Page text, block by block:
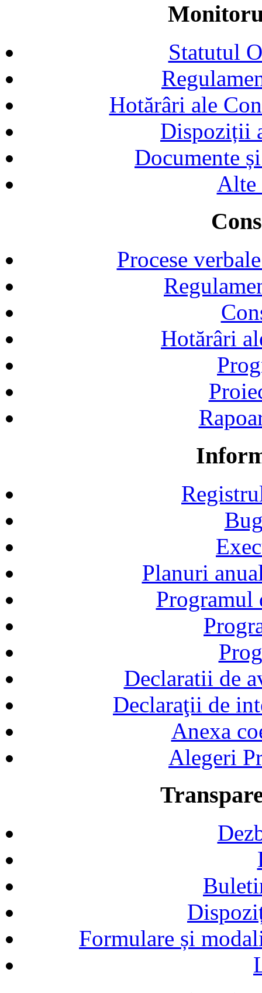
Statutul
Hotărâri ale
Dispoziții
Documente
Alte
Procese
Hotărâri
Planuri
Declaratii de
Declaraţii de
Anexa
Alegeri
Formulare și